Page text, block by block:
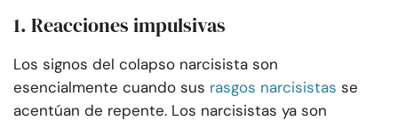
1. Reacciones impulsivas
Los signos del colapso narcisista son
esencialmente cuando sus rasgos narcisistas se
acentúan de repente. Los narcisistas ya son